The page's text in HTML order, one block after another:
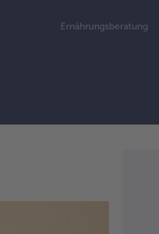
Ernährungsberatung